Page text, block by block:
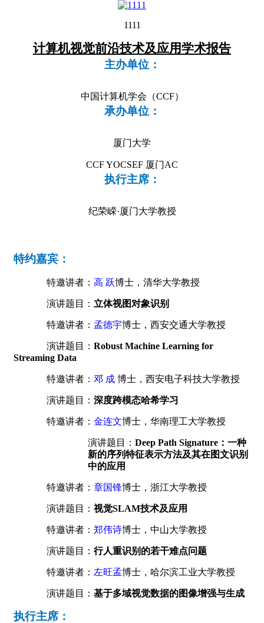
1111
计算机视觉前沿技术及应用学术报告
主办单位：
中国计算机学会（CCF）
承办单位：
厦门大学
CCF YOCSEF 厦门AC
执行主席：
纪荣嵘·厦门大学教授
特约嘉宾：
特邀讲者： 高 跃博士，清华大学教授
演讲题目： 立体视图对象识别
特邀讲者： 孟德宇博士 ，西安交通大学教授
演讲题目 ： Robust Machine Learning for
Streaming Data
特邀讲者： 邓 成 博士，西安电子科技大学教授
演讲题目： 深度跨模态哈希学习
特邀讲者： 金连文博士，华南理工大学教授
演讲题目： Deep Path Signature ：一种
新的序列特征表示方法及其在图文识别
中的应用
特邀讲者： 章国锋博士，浙江大学教授
演讲题目： 视觉SLAM技术及应用
特邀讲者： 郑伟诗博士，中山大学教授
演讲题目： 行人重识别的若干难点问题
特邀讲者： 左旺孟博士 ，哈尔滨工业大学教授
演讲题目 ： 基于多域视觉数据的图像增强与生成
执行主席：